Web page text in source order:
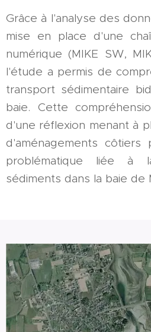
Grâce à l'analyse des
mise en place d'une
numérique (MIKE SW,
l'étude a permis de
transport sédimentaire
baie. Cette
d'une réflexion menant à
d'aménagements
problématique liée à
sédiments dans la baie de